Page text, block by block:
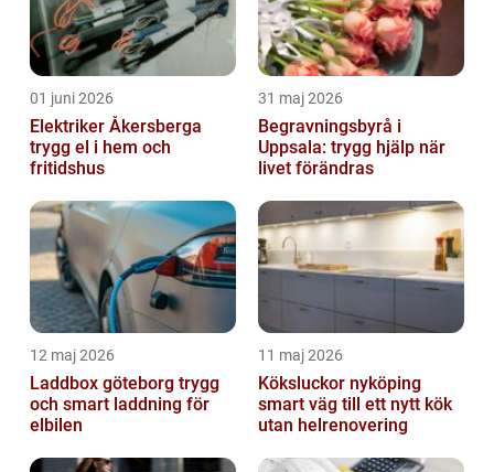
01 juni 2026
Elektriker Åkersberga
trygg el i hem och
fritidshus
31 maj 2026
Begravningsbyrå i
Uppsala: trygg hjälp när
livet förändras
12 maj 2026
Laddbox göteborg trygg
och smart laddning för
elbilen
11 maj 2026
Köksluckor nyköping
smart väg till ett nytt kök
utan helrenovering